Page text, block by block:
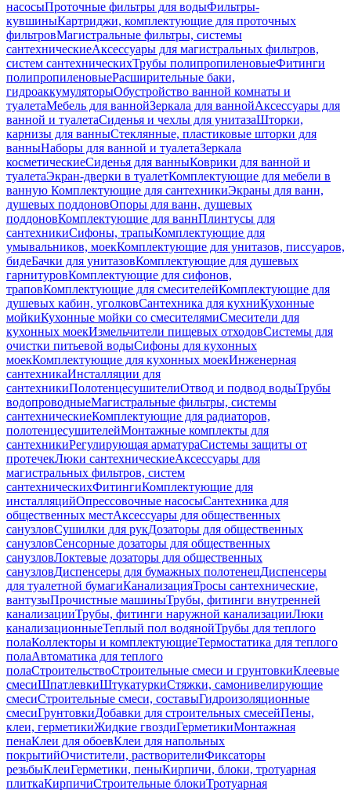
насосыПроточные фильтры для водыФильтры-
кувшиныКартриджи, комплектующие для проточных
фильтровМагистральные фильтры, системы
сантехническиеАксессуары для магистральных фильтров,
систем сантехническихТрубы полипропиленовыеФитинги
полипропиленовыеРасширительные баки,
гидроаккумуляторыОбустройство ванной комнаты и
туалетаМебель для ваннойЗеркала для ваннойАксессуары для
ванной и туалетаСиденья и чехлы для унитазаШторки,
карнизы для ванныСтеклянные, пластиковые шторки для
ванныНаборы для ванной и туалетаЗеркала
косметическиеСиденья для ванныКоврики для ванной и
туалетаЭкран-дверки в туалетКомплектующие для мебели в
ванную Комплектующие для сантехникиЭкраны для ванн,
душевых поддоновОпоры для ванн, душевых
поддоновКомплектующие для ваннПлинтусы для
сантехникиСифоны, трапыКомплектующие для
умывальников, моекКомплектующие для унитазов, писсуаров,
бидеБачки для унитазовКомплектующие для душевых
гарнитуровКомплектующие для сифонов,
траповКомплектующие для смесителейКомплектующие для
душевых кабин, уголковСантехника для кухниКухонные
мойкиКухонные мойки со смесителямиСмесители для
кухонных моекИзмельчители пищевых отходовСистемы для
очистки питьевой водыСифоны для кухонных
моекКомплектующие для кухонных моекИнженерная
сантехникаИнсталляции для
сантехникиПолотенцесушителиОтвод и подвод водыТрубы
водопроводныеМагистральные фильтры, системы
сантехническиеКомплектующие для радиаторов,
полотенцесушителейМонтажные комплекты для
сантехникиРегулирующая арматураСистемы защиты от
протечекЛюки сантехническиеАксессуары для
магистральных фильтров, систем
сантехническихФитингиКомплектующие для
инсталляцийОпрессовочные насосыСантехника для
общественных местАксессуары для общественных
санузловСушилки для рукДозаторы для общественных
санузловСенсорные дозаторы для общественных
санузловЛоктевые дозаторы для общественных
санузловДиспенсеры для бумажных полотенецДиспенсеры
для туалетной бумагиКанализацияТросы сантехнические,
вантузыПрочистные машиныТрубы, фитинги внутренней
канализацииТрубы, фитинги наружной канализацииЛюки
канализационныеТеплый пол водянойТрубы для теплого
полаКоллекторы и комплектующиеТермостатика для теплого
полаАвтоматика для теплого
полаСтроительствоСтроительные смеси и грунтовкиКлеевые
смесиШпатлевкиШтукатуркиСтяжки, самонивелирующие
смесиСтроительные смеси, составыГидроизоляционные
смесиГрунтовкиДобавки для строительных смесейПены,
клеи, герметикиЖидкие гвоздиГерметикиМонтажная
пенаКлеи для обоевКлеи для напольных
покрытийОчистители, растворителиФиксаторы
резьбыКлеиГерметики, пеныКирпичи, блоки, тротуарная
плиткаКирпичиСтроительные блокиТротуарная